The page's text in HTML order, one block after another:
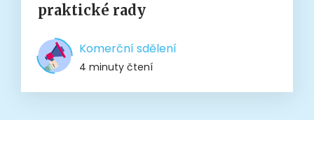
praktické rady
Komerční sdělení
4 minuty čtení